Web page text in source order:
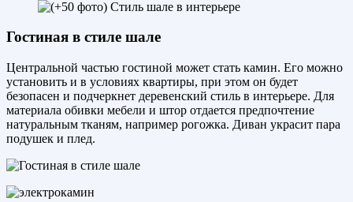
Гостиная в стиле шале
Центральной частью гостиной может стать камин. Его можно
установить и в условиях квартиры, при этом он будет
безопасен и подчеркнет деревенский стиль в интерьере. Для
материала обивки мебели и штор отдается предпочтение
натуральным тканям, например рогожка. Диван украсит пара
подушек и плед.